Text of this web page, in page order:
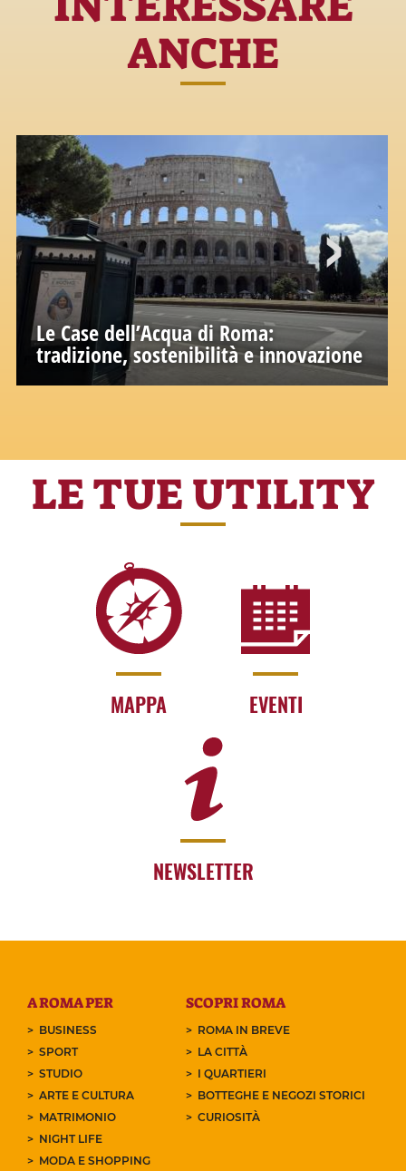
ANCHE
Le Case dell’Acqua di Roma:
tradizione, sostenibilità e innovazione
LE TUE UTILITY
MAPPA EVENTI
NEWSLETTER
A ROMA PER
BUSINESS
SPORT
STUDIO
ARTE E CULTURA
MATRIMONIO
NIGHT LIFE
MODA E SHOPPING
SCOPRI ROMA
ROMA IN BREVE
LA CITTÀ
I QUARTIERI
BOTTEGHE E NEGOZI STORICI
CURIOSITÀ